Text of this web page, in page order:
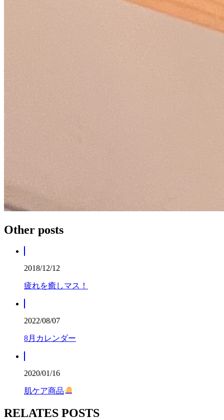
Other posts
2018/12/12
疲れを癒しマス！
2022/08/07
8月カレンダー
2020/01/16
肌ケア商品
RELATES POSTS